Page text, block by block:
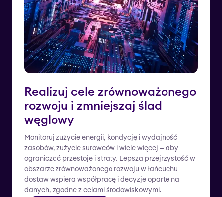
Realizuj cele zrównoważonego
rozwoju i zmniejszaj ślad
węglowy
Monitoruj zużycie energii, kondycję i wydajność
zasobów, zużycie surowców i wiele więcej — aby
ograniczać przestoje i straty. Lepsza przejrzystość w
obszarze zrównoważonego rozwoju w łańcuchu
dostaw wspiera współpracę i decyzje oparte na
danych, zgodne z celami środowiskowymi.